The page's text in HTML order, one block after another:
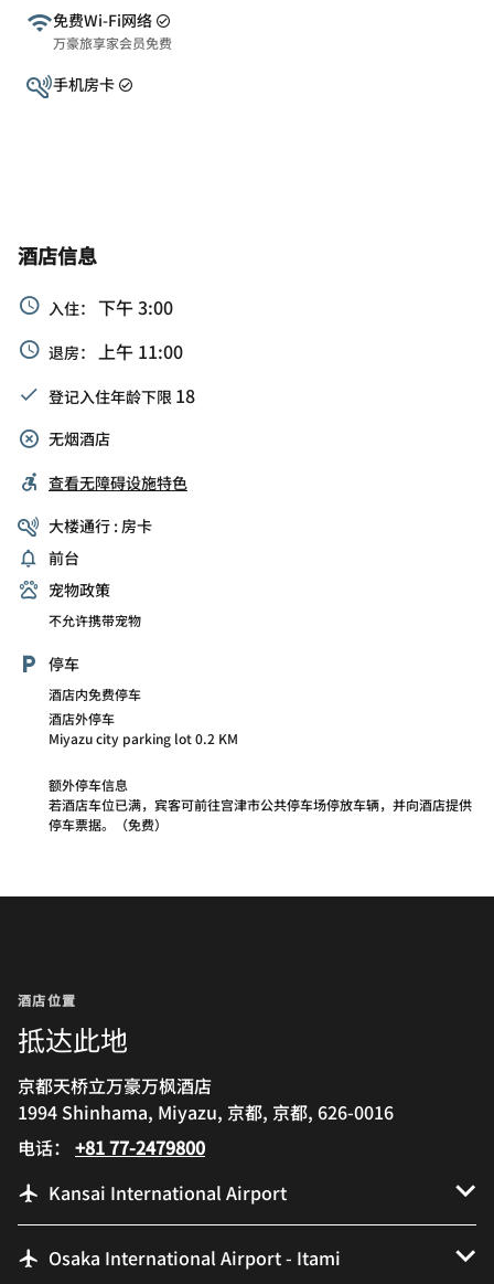
免费Wi-Fi网络
万豪旅享家会员免费
手机房卡
酒店信息
入住： 下午 3:00
退房： 上午 11:00
登记入住年龄下限 18
无烟酒店
查看无障碍设施特色
大楼通行 : 房卡
前台
宠物政策
不允许携带宠物
停车
酒店内免费停车
酒店外停车
Miyazu city parking lot 0.2 KM
额外停车信息
若酒店车位已满，宾客可前往宫津市公共停车场停放车辆，并向酒店提供
停车票据。（免费）
酒店位置
抵达此地
京都天桥立万豪万枫酒店
1994 Shinhama, Miyazu, 京都, 京都, 626-0016
电话： +81 77-2479800
Kansai International Airport
Osaka International Airport - Itami